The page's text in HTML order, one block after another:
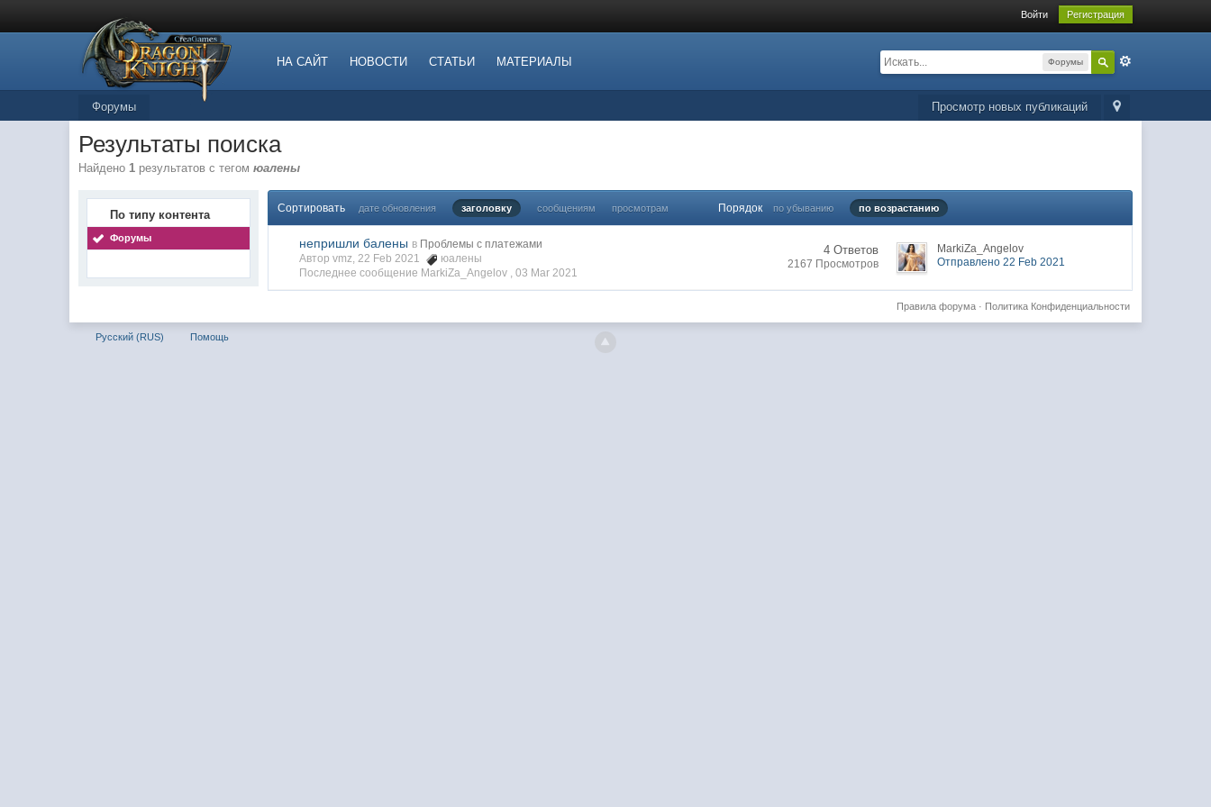
Войти Регистрация
НА САЙТ НОВОСТИ СТАТЬИ МАТЕРИАЛЫ Форумы
Просмотр новых публикаций
Форумы
Результаты поиска
Найдено1 результатов с тегомюалены
По типу контента
Форумы
Сортировать дате обновления заголовку сообщениям просмотрам Порядок по убыванию по возрастанию
непришли балены в Проблемы с платежами
Автор vmz, 22 Feb 2021
юалены
Последнее сообщение MarkiZa_Angelov ,03 Mar 2021
4 Ответов
2167 Просмотров
MarkiZa_Angelov
Отправлено 22 Feb 2021
Политика Конфиденциальности
Правила форума·
Русский (RUS) Помощь